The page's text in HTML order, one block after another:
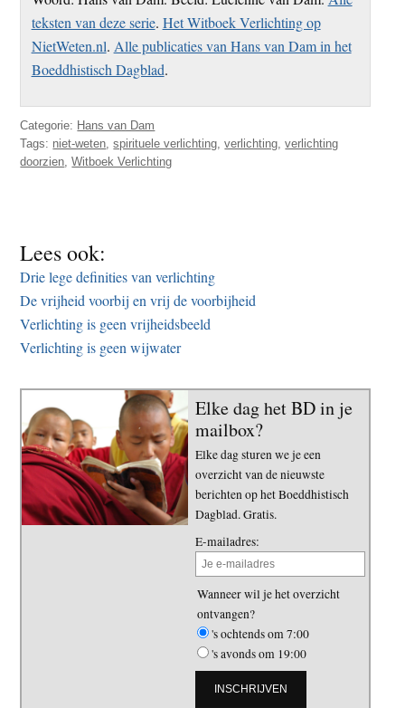
teksten van deze serie. Het Witboek Verlichting op
NietWeten.nl. Alle publicaties van Hans van Dam in het
Boeddhistisch Dagblad.
Categorie: Hans van Dam
Tags: niet-weten,spirituele verlichting,verlichting,verlichting
doorzien,Witboek Verlichting
Lees ook:
Drie lege definities van verlichting
De vrijheid voorbij en vrij de voorbijheid
Verlichting is geen vrijheidsbeeld
Verlichting is geen wijwater
Elke dag het BD in je
mailbox?
Elke dag sturen we je een
overzicht van de nieuwste
berichten op het Boeddhistisch
Dagblad. Gratis.
E-mailadres:
Wanneer wil je het overzicht
ontvangen?
's ochtends om 7:00
's avonds om 19:00